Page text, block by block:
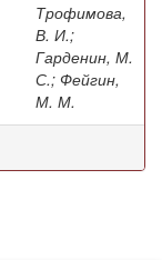
Трофимова,
В. И.;
Гарденин, М.
С.; Фейгин,
М. М.